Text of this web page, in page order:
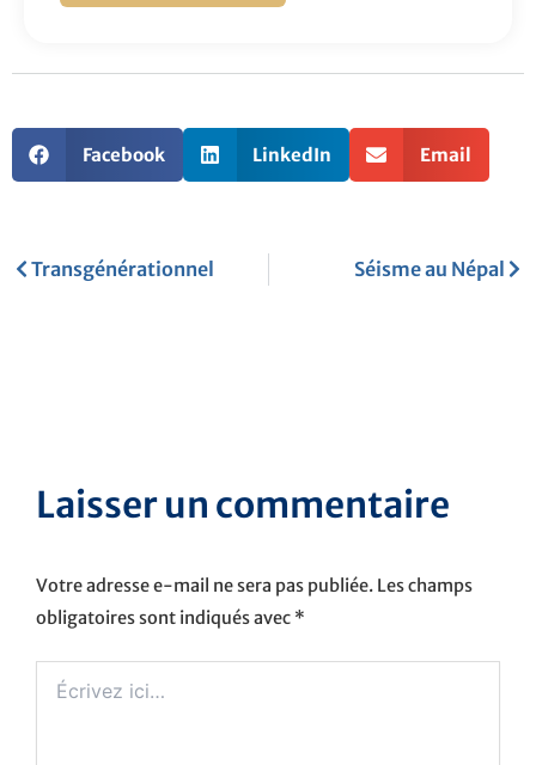
Facebook LinkedIn Email
Transgénérationnel
Séisme au Népal
Laisser un commentaire
Votre adresse e-mail ne sera pas publiée. Les champs
obligatoires sont indiqués avec *
ici…